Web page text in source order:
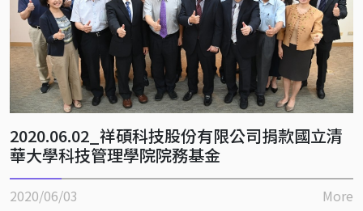
2020.06.02_祥碩科技股份有限公司捐款國立清
華大學科技管理學院院務基金
2020/06/03 More